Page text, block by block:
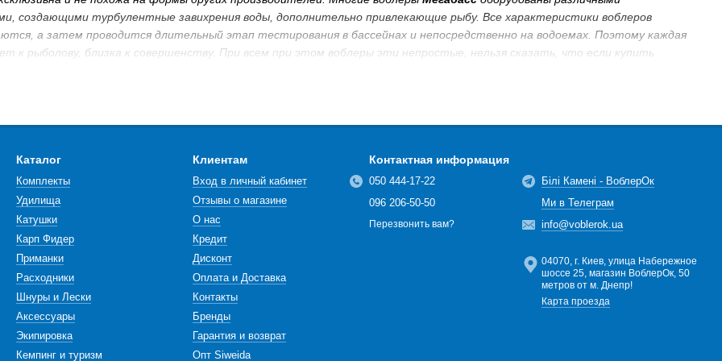
создающими турбулентные завихрения воды, дополнительно привлекающие рыбу. Все характеристики воблеров
а затем проводится длительный этап тестирования в бассейнах и непосредственно на водоемах. Поэтому каждая
к рыболову, близка к совершенству. При всем при этом воблеры эти непростые, нельзя сказать, что если купить
Поэтому ловля на эти воблеры становится своего рода экзаменом на мастерство для рыболова.
приманок спиннинги и катушки элитного класса, которые при своём качестве и характеристиках служат эталоном
Megabassс другим японским китом рыболовной индустрии Daiwa - вселяет уверенность, что в ближайшем будущем мы
качественные девайсы этого бренда.
Каталог
Комплекты
Удилища
Катушки
Карп Фидер
Приманки
Расходники
Шнуры и Лески
Аксессуары
Экипировка
Кемпинг и туризм
Клиентам
Вход в личный кабинет
Отзывы о магазине
О нас
Кредит
Дисконт
Оплата и Доставка
Контакты
Бренды
Гарантия и возврат
Опт Siweida
Контактная информация
050 444-17-22
096 206-50-50
Перезвонить вам?
Білі Камені - ВоблерОк
Ми в Телеграм
info@voblerok.ua
04070, г. Киев, улица Набережное
шоссе 25, магазин ВоблерОк, 50
метров от м. Днепр!
Карта проезда